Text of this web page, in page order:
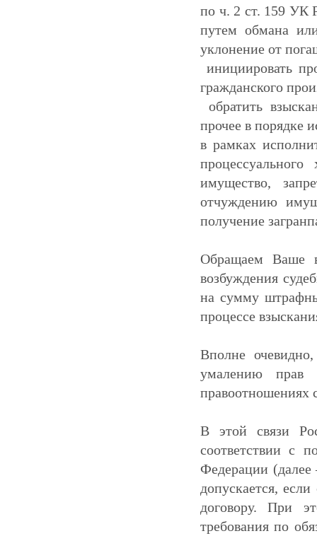
по ч. 2 ст. 159 УК
путем обмана
уклонение от
инициировать
гражданского
обратить
прочее в порядке
в рамках
имущество,
отчуждению
получение
Обращаем Ваше
возбуждения
на сумму
процессе
Вполне
умалению прав
правоотношениях
В этой связи
соответствии с
Федерации
допускается,
договору. При
требования по